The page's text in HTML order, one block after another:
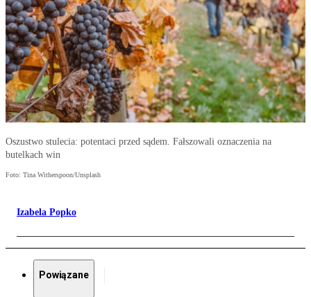
Oszustwo stulecia: potentaci przed sądem. Fałszowali oznaczenia na
butelkach win
Foto: Tina Witherspoon/Unsplash
Izabela Popko
Powiązane